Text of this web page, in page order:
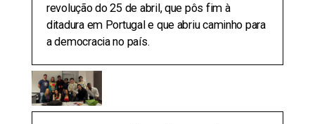
revolução do 25 de abril, que pôs fim à
ditadura em Portugal e que abriu caminho para
a democracia no país.